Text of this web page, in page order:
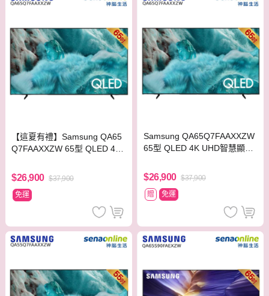
【這夏有禮】Samsung QA65
Q7FAAXXZW 65型 QLED 4K
$26,900 $37,900
免運
Samsung QA65Q7FAAXXZW
65型 QLED 4K UHD智慧顯示
$26,900 $37,900
贈
免運